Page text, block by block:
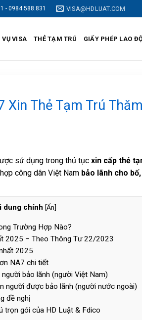
- 0984.588.831 VISA@HDLUAT.COM
VỤ VISA THẺ TẠM TRÚ GIẤY PHÉP LAO
Xin Thẻ Tạm Trú
sử dụng trong thủ tục xin cấp thẻ
công dân Việt Nam bảo lãnh cho
dung chính [Ẩn]
Trường Hợp Nào?
2025 – Theo Thông Tư 22/2023
2025
NA7 chi tiết
bảo lãnh (người Việt Nam)
người được bảo lãnh (người nước ngoài)
đề nghị
trọn gói của HD Luật & Fdico